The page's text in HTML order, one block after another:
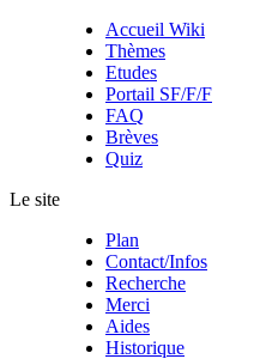
Accueil Wiki
Thèmes
Etudes
Portail SF/F/F
FAQ
Brèves
Quiz
Le site
Plan
Contact/Infos
Recherche
Merci
Aides
Historique